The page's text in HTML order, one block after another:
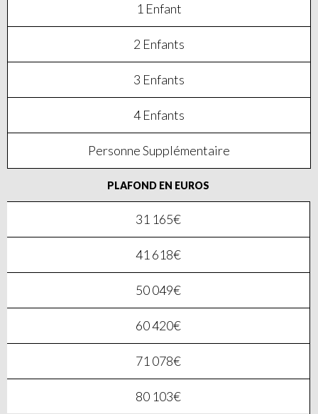
1 Enfant
2 Enfants
3 Enfants
4 Enfants
Personne Supplémentaire
PLAFOND EN EUROS
31 165€
41 618€
50 049€
60 420€
71 078€
80 103€